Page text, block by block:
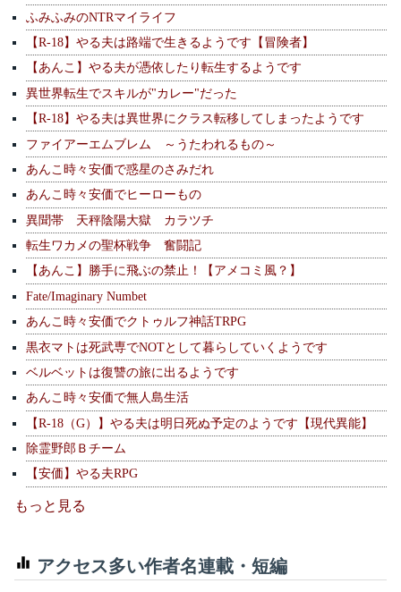
ふみふみのNTRマイライフ
【R-18】やる夫は路端で生きるようです【冒険者】
【あんこ】やる夫が憑依したり転生するようです
異世界転生でスキルが"カレー"だった
【R-18】やる夫は異世界にクラス転移してしまったようです
ファイアーエムブレム ～うたわれるもの～
あんこ時々安価で惑星のさみだれ
あんこ時々安価でヒーローもの
異聞帯 天秤陰陽大獄 カラツチ
転生ワカメの聖杯戦争 奮闘記
【あんこ】勝手に飛ぶの禁止！【アメコミ風？】
Fate/Imaginary Numbet
あんこ時々安価でクトゥルフ神話TRPG
黒衣マトは死武専でNOTとして暮らしていくようです
ベルベットは復讐の旅に出るようです
あんこ時々安価で無人島生活
【R-18（G）】やる夫は明日死ぬ予定のようです【現代異能】
除霊野郎Ｂチーム
【安価】やる夫RPG
もっと見る
アクセス多い作者名連載・短編